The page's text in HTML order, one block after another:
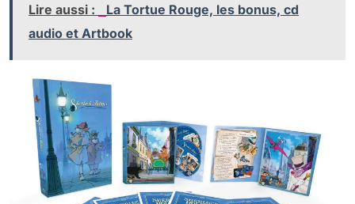
Lire aussi :
La Tortue Rouge, les bonus, cd
audio et Artbook